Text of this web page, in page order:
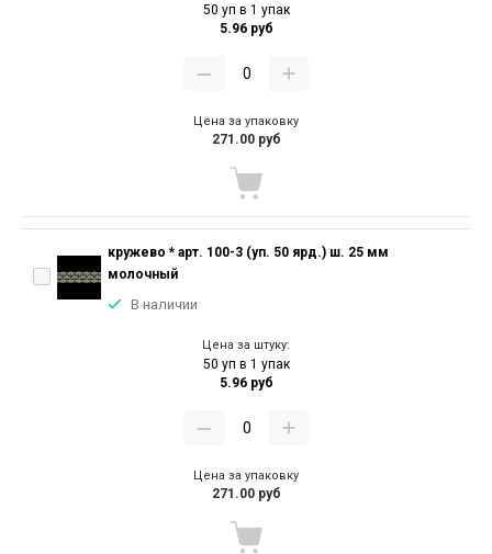
50 уп в 1 упак
5.96 руб
Цена за упаковку
271.00 руб
кружево * арт. 100-3 (уп. 50 ярд.) ш. 25 мм
молочный
В наличии
Цена за штуку:
50 уп в 1 упак
5.96 руб
Цена за упаковку
271.00 руб